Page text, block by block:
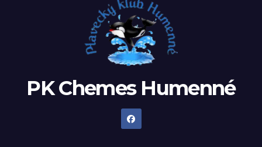
PK Chemes Humenné